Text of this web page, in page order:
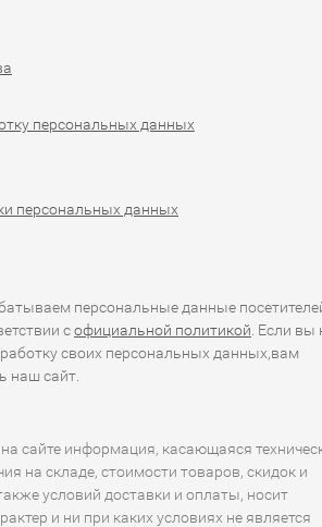
персональных данных
персональных данных
персональные данные
софициальной политикой . Если вы
своих персональных данных,вам
наш сайт.
сайте информация, касающаяся
на складе, стоимости товаров, скидок и
условий доставки и оплаты, носит
и ни при каких условиях не является